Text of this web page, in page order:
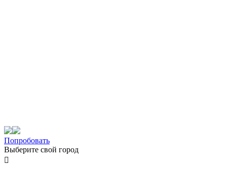
Попробовать
Выберите свой город
